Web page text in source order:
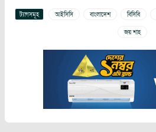
ট্যাগসমূহ আইসিসি বাংলাদেশ বিসিবি
জয় শাহ